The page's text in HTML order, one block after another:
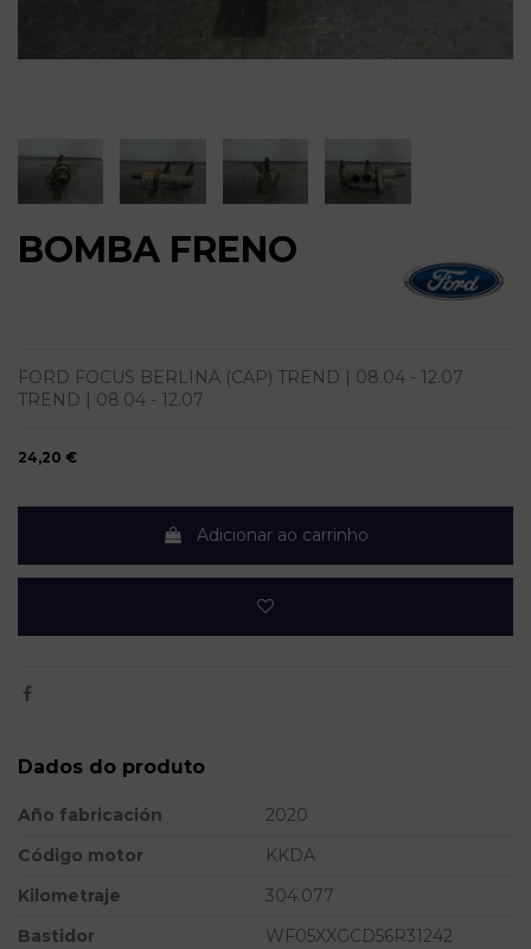
BOMBA FRENO
FORD FOCUS BERLINA (CAP) TREND | 08.04 - 12.07
TREND | 08.04 - 12.07
24,20 €
Adicionar ao carrinho
Dados do produto
Año fabricación
2020
Código motor
KKDA
Kilometraje
304.077
Bastidor
WF05XXGCD56R31242